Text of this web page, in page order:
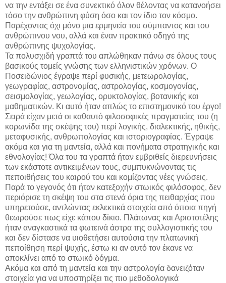
να την εντάξει σε ένα συνεκτικό όλον θέλοντας να κατανοήσει
τόσο την ανθρώπινη φύση όσο και τον ίδιο τον κόσμο.
Παρέχοντας όχι μόνο μια ερμηνεία του σύμπαντος και του
ανθρώπινου νου, αλλά και έναν πρακτικό οδηγό της
ανθρώπινης ψυχολογίας.
Τα πολυσχιδή γραπτά του απλώθηκαν πάνω σε όλους τους
βασικούς τομείς γνώσης των ελληνιστικών χρόνων. Ο
Ποσειδώνιος έγραψε περί φυσικής, μετεωρολογίας,
γεωγραφίας, αστρονομίας, αστρολογίας, κοσμογονίας,
σεισμολογίας, γεωλογίας, ορυκτολογίας, βοτανικής και
μαθηματικών. Κι αυτό ήταν απλώς το επιστημονικό του έργο!
Σειρά είχαν μετά οι καθαυτό φιλοσοφικές πραγματείες του (η
κορωνίδα της σκέψης του) περί λογικής, διαλεκτικής, ηθικής,
μεταφυσικής, ανθρωπολογίας και ιστοριογραφίας. Έγραψε
ακόμα και για τη μαντεία, αλλά και πονήματα στρατηγικής και
εθνολογίας! Όλα του τα γραπτά ήταν εμβριθείς διερευνήσεις
των εκάστοτε αντικειμένων τους, συμπυκνώνοντας τις
πεποιθήσεις του καιρού του και κομίζοντας νέες γνώσεις.
Παρά το γεγονός ότι ήταν κατεξοχήν στωικός φιλόσοφος, δεν
περιόρισε τη σκέψη του στα στενά όρια της πειθαρχίας που
υπηρετούσε, αντλώντας εκλεκτικά στοιχεία από όποια πηγή
θεωρούσε πως είχε κάπου δίκιο. Πλάτωνας και Αριστοτέλης
ήταν αναγκαστικά τα φωτεινά άστρα της συλλογιστικής του
και δεν δίστασε να υιοθετήσει αυτούσια την πλατωνική
πεποίθηση περί ψυχής, έστω κι αν αυτό τον έκανε να
αποκλίνει από το στωικό δόγμα.
Ακόμα και από τη μαντεία και την αστρολογία δανειζόταν
στοιχεία για να υποστηρίξει τις πιο μεθοδολογικά